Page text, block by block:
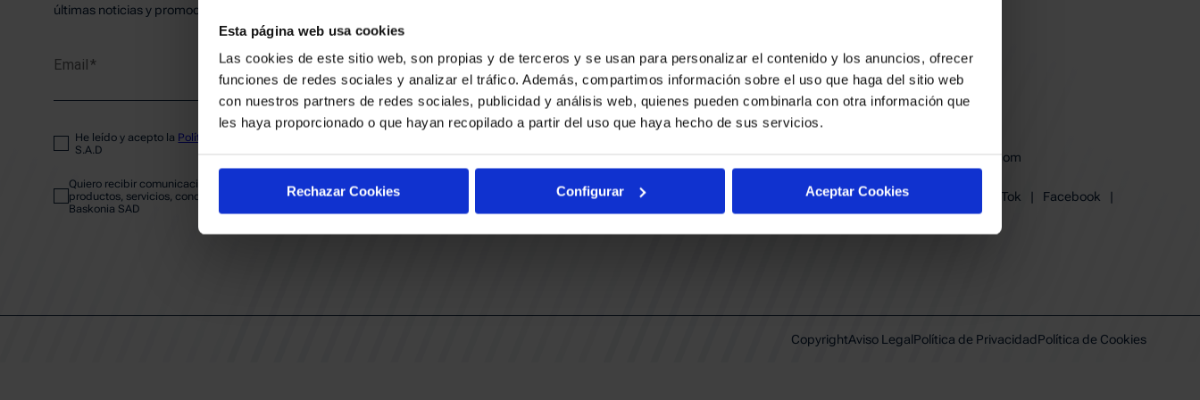
Esta página web usa cookies
Las cookies de este sitio web, son propias y de terceros y se usan para personalizar el contenido y los anuncios, ofrecer
funciones de redes sociales y analizar el tráfico. Además, compartimos información sobre el uso que haga del sitio web
con nuestros partners de redes sociales, publicidad y análisis web, quienes pueden combinarla con otra información que
les haya proporcionado o que hayan recopilado a partir del uso que haya hecho de sus servicios.
Rechazar Cookies Configurar Aceptar Cookies
PLANTILLA
ENTRADAS
ABONADOS
CALENDARIO
CLUB
últimas noticias y promociones del club.
Email
He leído y acepto la Política de privacidad
S.A.D
Quiero recibir comunicaciones electrónicas sobre las actividades,
productos, servicios, concursos, ofertas y/o promociones del SASKI
Baskonia SAD
BAKH
FUNDACIÓN BASKONIA-ALAVÉS
01013 Vitoria-Gasteiz
baskonia@baskonia.com
Instagram
TikTok | Facebook
|
Youtube
| Linkedin
CopyrightAviso LegalPolítica de PrivacidadPolítica de Cookies